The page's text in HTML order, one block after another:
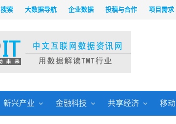
搜索 大数据导航 企业数据 投稿与合作 项目需求
新兴产业 金融科技 共享经济 移动